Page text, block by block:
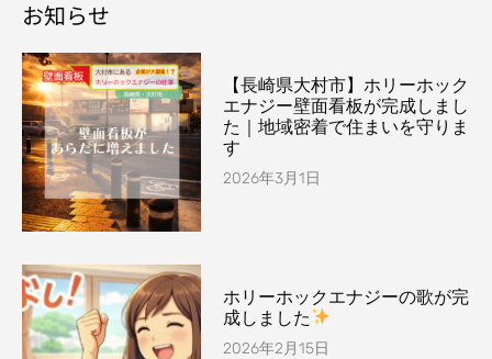
お知らせ
【長崎県大村市】ホリーホック
エナジー壁面看板が完成しまし
た｜地域密着で住まいを守りま
す
2026年3月1日
ホリーホックエナジーの歌が完
成しました
2026年2月15日